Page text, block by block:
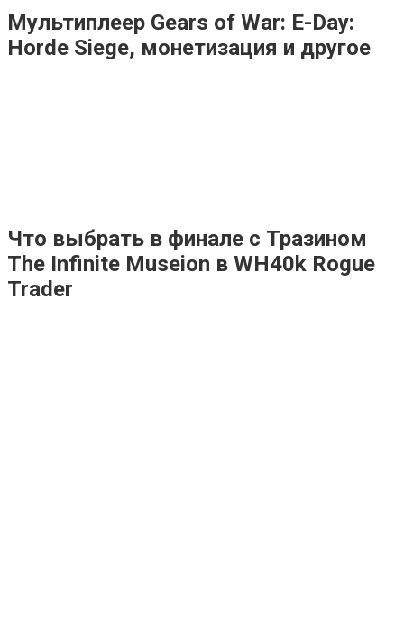
Мультиплеер Gears of War: E-Day:
Horde Siege, монетизация и другое
Что выбрать в финале с Тразином
The Infinite Museion в WH40k Rogue
Trader